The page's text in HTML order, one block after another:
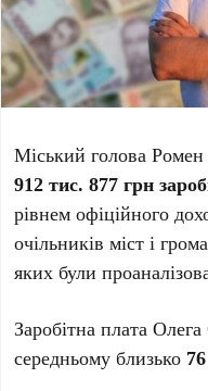
Міський головаРомен
912 тис. 877 грн
рівнем офіційного
очільників міст і
яких були
Заробітна плата
середньому близько